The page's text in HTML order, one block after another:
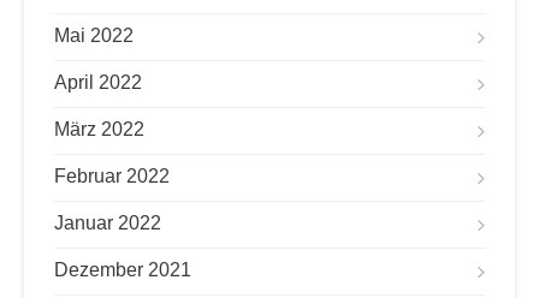
Mai 2022
April 2022
März 2022
Februar 2022
Januar 2022
Dezember 2021